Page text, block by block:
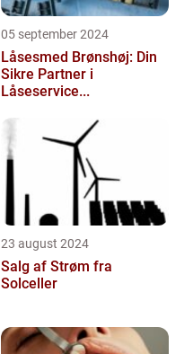
05 september 2024
Låsesmed Brønshøj: Din
Sikre Partner i
Låseservice...
23 august 2024
Salg af Strøm fra
Solceller